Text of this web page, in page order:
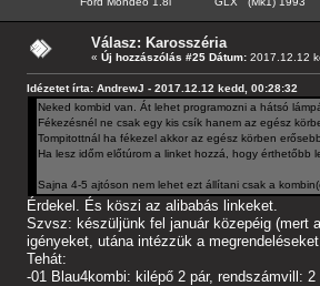
Válasz: Karosszéria
« Új hozzászólás #25 Dátum: 2017.12.12
Idézetet írta: AndrewJ - 2017.12.12 kedd, 00:28:32
Neked kombid van. Át lehet programozni a hátsó
Fékezésnél ne csak egy kis csík hanem az egész
Tompitottnál ha fékezel akkor az egész körben
Ha lesz időm előtúrom a linket hozzá, hogy érthetőbb
Sajna 4-5 ajtóson nem lehet ezt állítani csak a
Érdekel. És köszi az alibabás linkeket.
Szvsz: készüljünk fel január közepéig (mert
igényeket, utána intézzük a
Tehát:
-01 Blau4kombi: kilépő 2 pár, rendszámvill: